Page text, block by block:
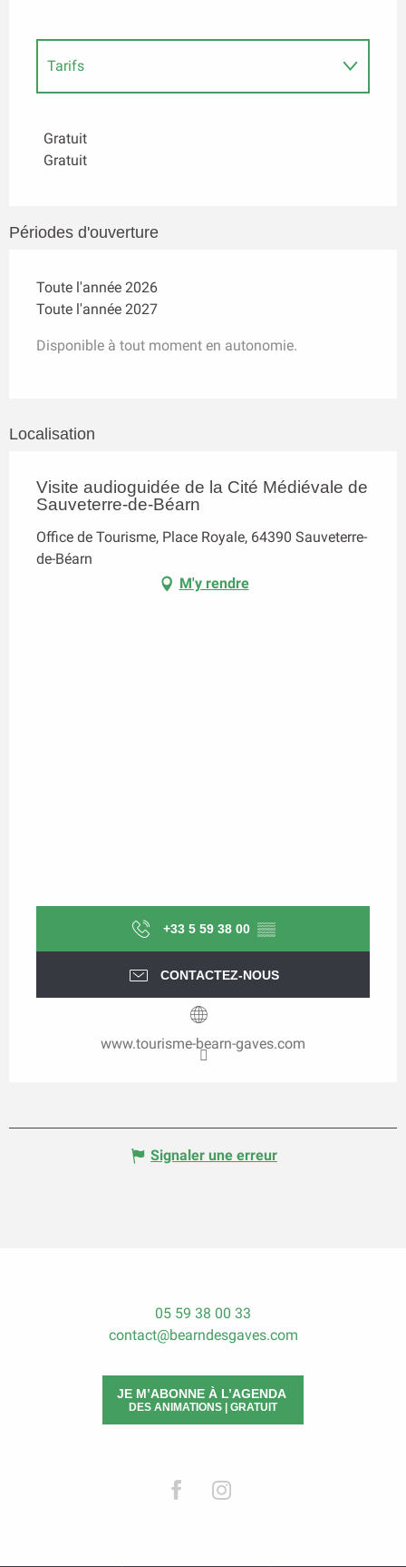
Tarifs
Gratuit
Gratuit
Périodes d'ouverture
Toute l'année 2026
Toute l'année 2027
Disponible à tout moment en autonomie.
Localisation
Visite audioguidée de la Cité Médiévale de
Sauveterre-de-Béarn
Office de Tourisme, Place Royale, 64390 Sauveterre-
de-Béarn
M'y rendre
+33 5 59 38 00 ▒▒
CONTACTEZ-NOUS
www.tourisme-bearn-gaves.com
Signaler une erreur
05 59 38 00 33
contact@bearndesgaves.com
JE M’ABONNE À L’AGENDA
DES ANIMATIONS | GRATUIT